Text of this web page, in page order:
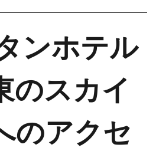
ンホテル
のスカイ
のアクセ